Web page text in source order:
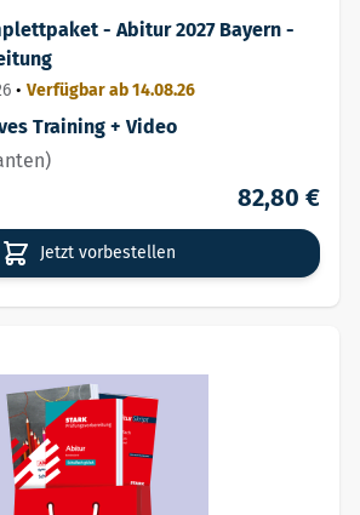
- Abitur 2027 Bayern -
• Verfügbar ab 14.08.26
Training + Video
82,80 €
Jetzt vorbestellen